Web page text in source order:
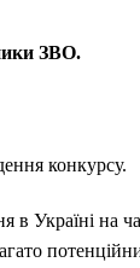
ЗВО.
конкурсу.
Україні на